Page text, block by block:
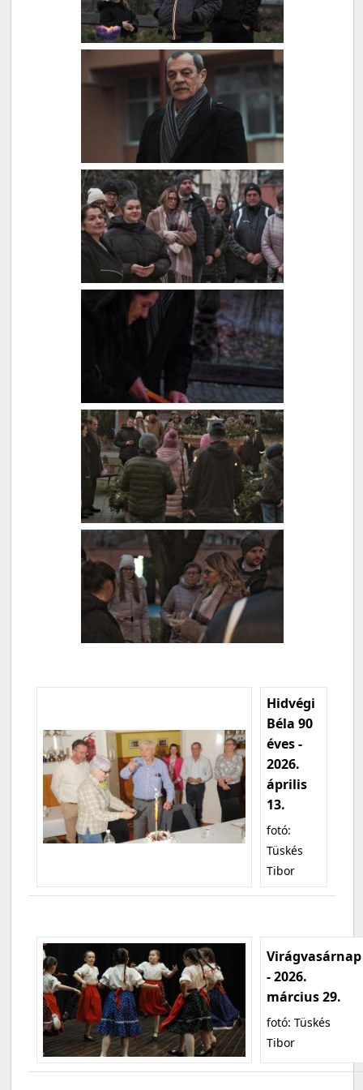
Hidvégi
Béla 90
éves -
2026.
április
13.
fotó:
Tüskés
Tibor
Virágvasárnap
- 2026.
március 29.
fotó: Tüskés
Tibor